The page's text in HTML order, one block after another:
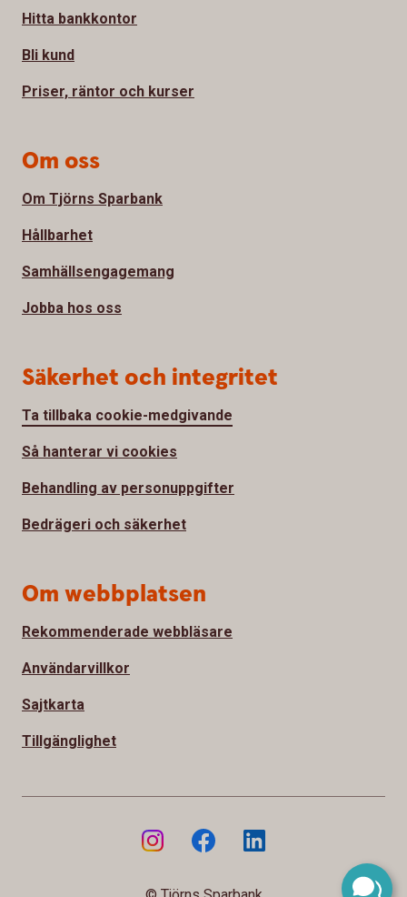
Hitta bankkontor
Bli kund
Priser, räntor och kurser
Om oss
Om Tjörns Sparbank
Hållbarhet
Samhällsengagemang
Jobba hos oss
Säkerhet och integritet
Ta tillbaka cookie-medgivande
Så hanterar vi cookies
Behandling av personuppgifter
Bedrägeri och säkerhet
Om webbplatsen
Rekommenderade webbläsare
Användarvillkor
Sajtkarta
Tillgänglighet